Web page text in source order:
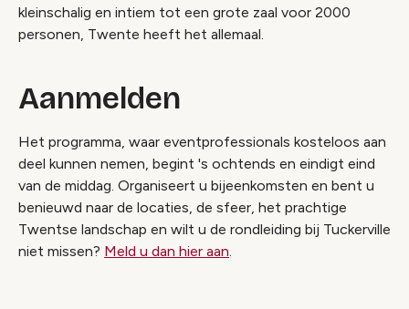
kleinschalig en intiem tot een grote zaal voor 2000
personen, Twente heeft het allemaal.
Aanmelden
Het programma, waar eventprofessionals kosteloos aan
deel kunnen nemen, begint 's ochtends en eindigt eind
van de middag. Organiseert u bijeenkomsten en bent u
benieuwd naar de locaties, de sfeer, het prachtige
Twentse landschap en wilt u de rondleiding bij Tuckerville
niet missen? Meld u dan hier aan